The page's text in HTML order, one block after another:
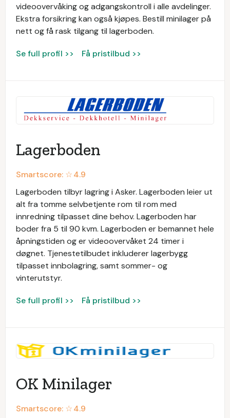
videoovervåking og adgangskontroll i alle avdelinger.
Ekstra forsikring kan også kjøpes. Bestill minilager på
nett og få rask tilgang til lagerboden.
Se full profil >> Få pristilbud >>
Lagerboden
Smartscore: ☆4.9
Lagerboden tilbyr lagring i Asker. Lagerboden leier ut
alt fra tomme selvbetjente rom til rom med
innredning tilpasset dine behov. Lagerboden har
boder fra 5 til 90 kvm. Lagerboden er bemannet hele
åpningstiden og er videoovervåket 24 timer i
døgnet. Tjenestetilbudet inkluderer lagerbygg
tilpasset innbolagring, samt sommer- og
vinterutstyr.
Se full profil >> Få pristilbud >>
OK Minilager
Smartscore: ☆4.9